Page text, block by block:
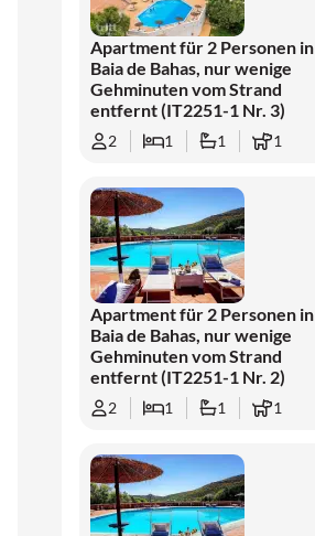
Apartment für 2 Personen in
Baia de Bahas, nur wenige
Gehminuten vom Strand
entfernt (IT2251-1 Nr. 3)
2 1 1 1
Apartment für 2 Personen in
Baia de Bahas, nur wenige
Gehminuten vom Strand
entfernt (IT2251-1 Nr. 2)
2 1 1 1